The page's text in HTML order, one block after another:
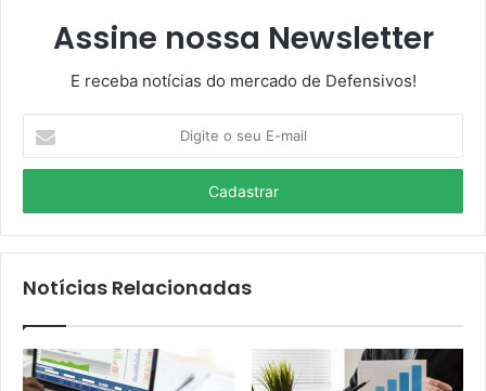
Assine nossa Newsletter
E receba notícias do mercado de Defensivos!
seu
mail
Notícias Relacionadas